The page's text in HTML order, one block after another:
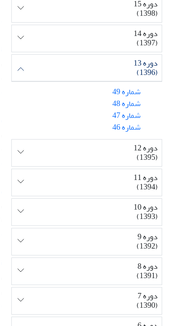
دوره 15
(1398)
دوره 14
(1397)
دوره 13
(1396)
شماره 49
شماره 48
شماره 47
شماره 46
دوره 12
(1395)
دوره 11
(1394)
دوره 10
(1393)
دوره 9
(1392)
دوره 8
(1391)
دوره 7
(1390)